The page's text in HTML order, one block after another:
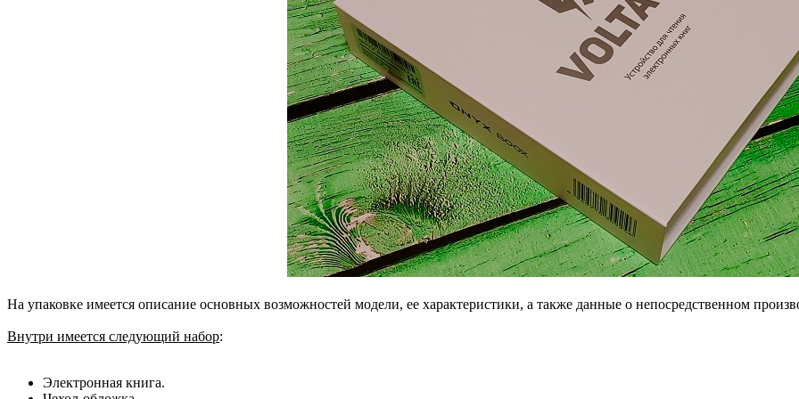
На упаковке имеется описание основных возможностей модели, ее характеристики, а также данные о непосредственном
Внутри имеется следующий набор:
Электронная книга.